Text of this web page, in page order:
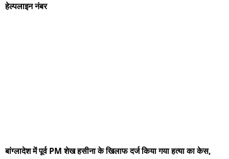
हेल्पलाइन नंबर
बांग्लादेश में पूर्व PM शेख हसीना के खिलाफ दर्ज किया गया हत्या का केस,